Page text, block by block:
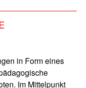
in Form eines
Im Mittelpunkt